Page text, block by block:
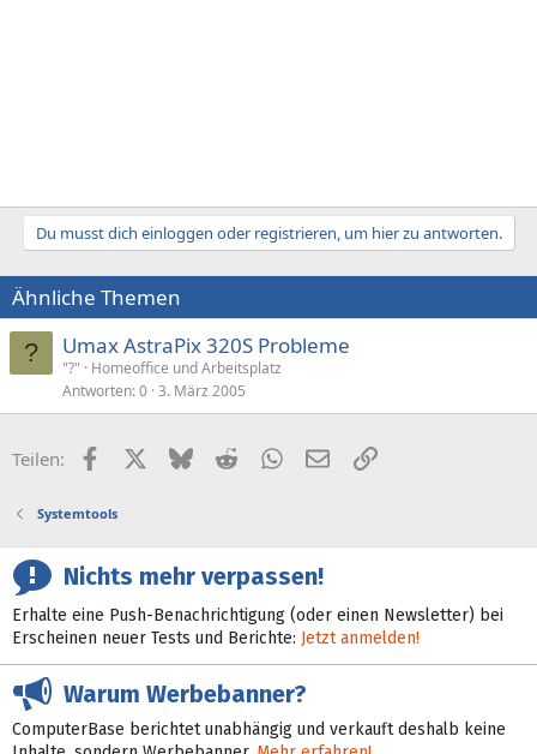
Du musst dich einloggen oder registrieren, um hier zu antworten.
Ähnliche Themen
? Umax AstraPix 320S Probleme
"?"
Homeoffice und Arbeitsplatz
Antworten 0 3. März 2005
Teilen: FacebookX (Twitter)
BlueskyRedditWhatsApp
E-MailLink
Systemtools
Nichts mehr verpassen!
Erhalte eine Push-Benachrichtigung (oder einen Newsletter) bei
Erscheinen neuer Tests und Berichte: Jetzt anmelden!
Warum Werbebanner?
ComputerBase berichtet unabhängig und verkauft deshalb keine